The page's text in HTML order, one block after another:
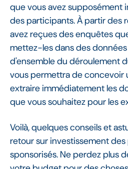
que vous avez supposément
des participants. À partir des
avez reçues des enquêtes
mettez-les dans des
d'ensemble du déroulement
vous permettra de concevoir
extraire immédiatement les
que vous souhaitez pour les
Voilà, quelques conseils et
retour sur investissement
sponsorisés. Ne perdez plus